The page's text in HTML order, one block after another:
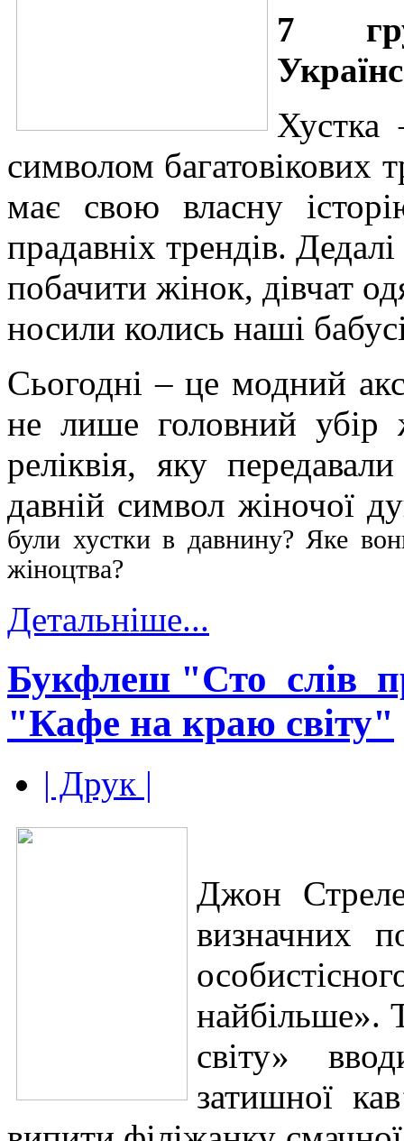
7
символом багатовікових
має свою власну
прадавніх трендів.
побачити жінок, дівчат
носили колись наші
Сьогодні – це модний
не лише головний убір
реліквія, яку
давній символ жіночої
були хустки в давнину? Яке
жіноцтва?
Детальніше...
Букфлеш
"Кафе на краю світу"
| Друк |
Джон
визначних
найбільше».
світу»
затишної